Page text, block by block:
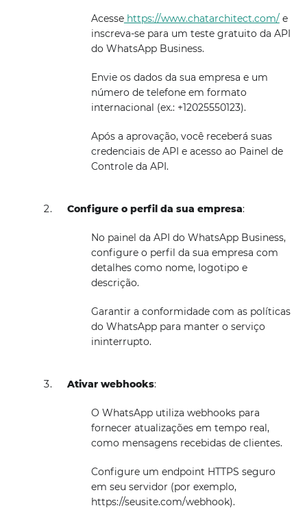
Acessehttps://www.chatarchitect.com/e
inscreva-se para um teste gratuito da API
do WhatsApp Business.
Envie os dados da sua empresa e um
número de telefone em formato
internacional (ex.: +12025550123).
Após a aprovação, você receberá suas
credenciais de API e acesso ao Painel de
Controle da API.
Configure o perfil da sua empresa:
No painel da API do WhatsApp Business,
configure o perfil da sua empresa com
detalhes como nome, logotipo e
descrição.
Garantir a conformidade com as políticas
do WhatsApp para manter o serviço
ininterrupto.
Ativar webhooks:
O WhatsApp utiliza webhooks para
fornecer atualizações em tempo real,
como mensagens recebidas de clientes.
Configure um endpoint HTTPS seguro
em seu servidor (por exemplo,
https://seusite.com/webhook).